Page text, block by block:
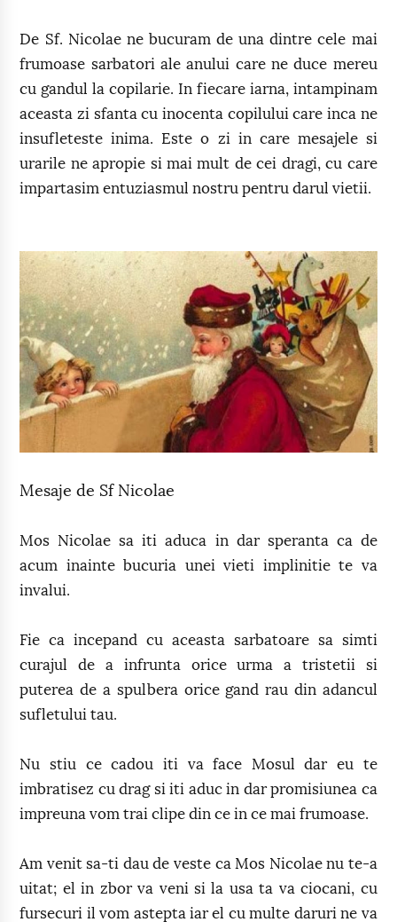
De Sf. Nicolae ne bucuram de una dintre cele mai
frumoase sarbatori ale anului care ne duce mereu
cu gandul la copilarie. In fiecare iarna, intampinam
aceasta zi sfanta cu inocenta copilului care inca ne
insufleteste inima. Este o zi in care mesajele si
urarile ne apropie si mai mult de cei dragi, cu care
impartasim entuziasmul nostru pentru darul vietii.
Mesaje de Sf Nicolae
Mos Nicolae sa iti aduca in dar speranta ca de
acum inainte bucuria unei vieti implinitie te va
invalui.
Fie ca incepand cu aceasta sarbatoare sa simti
curajul de a infrunta orice urma a tristetii si
puterea de a spulbera orice gand rau din adancul
sufletului tau.
Nu stiu ce cadou iti va face Mosul dar eu te
imbratisez cu drag si iti aduc in dar promisiunea ca
impreuna vom trai clipe din ce in ce mai frumoase.
Am venit sa-ti dau de veste ca Mos Nicolae nu te-a
uitat; el in zbor va veni si la usa ta va ciocani, cu
fursecuri il vom astepta iar el cu multe daruri ne va